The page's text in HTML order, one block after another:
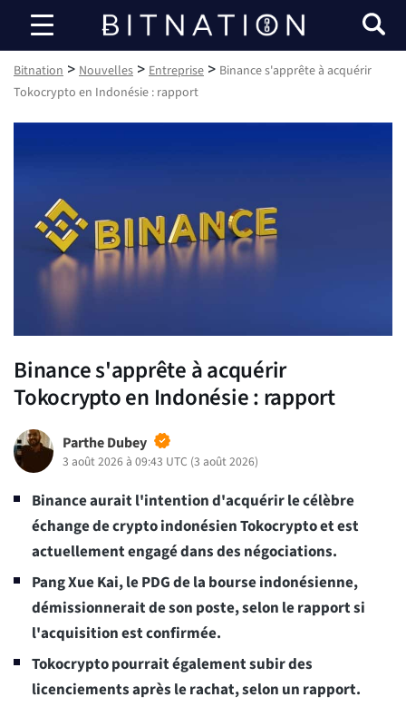
Bitnation
Bitnation > Nouvelles > Entreprise > Binance s'apprête à acquérir
Tokocrypto en Indonésie : rapport
Binance s'apprête à acquérir
Tokocrypto en Indonésie : rapport
Parthe Dubey
3 août 2026 à 09:43 UTC (3 août 2026)
Binance aurait l'intention d'acquérir le célèbre
échange de crypto indonésien Tokocrypto et est
actuellement engagé dans des négociations.
Pang Xue Kai, le PDG de la bourse indonésienne,
démissionnerait de son poste, selon le rapport si
l'acquisition est confirmée.
Tokocrypto pourrait également subir des
licenciements après le rachat, selon un rapport.